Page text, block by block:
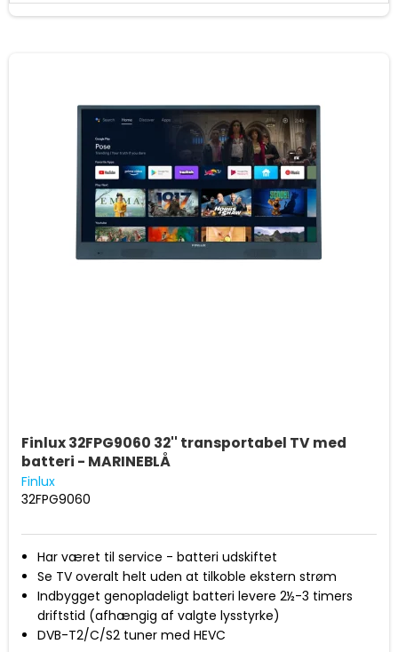
Finlux 32FPG9060 32'' transportabel TV med
batteri - MARINEBLÅ
Finlux
32FPG9060
Har været til service - batteri udskiftet
Se TV overalt helt uden at tilkoble ekstern strøm
Indbygget genopladeligt batteri levere 2½-3 timers
driftstid (afhængig af valgte lysstyrke)
DVB-T2/C/S2 tuner med HEVC